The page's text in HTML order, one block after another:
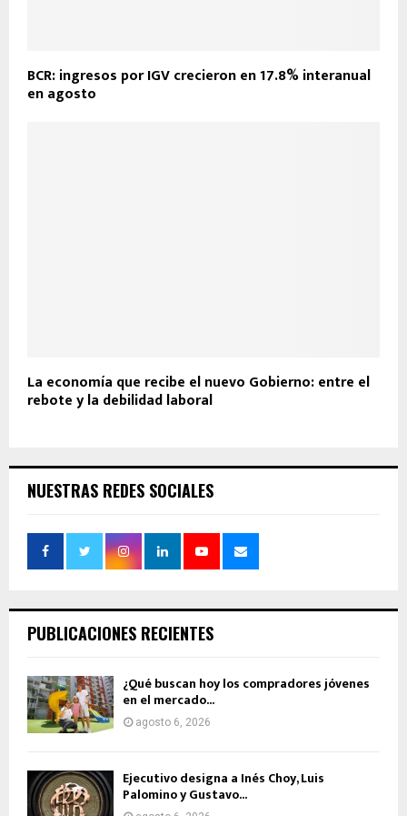
BCR: ingresos por IGV crecieron en 17.8% interanual
en agosto
La economía que recibe el nuevo Gobierno: entre el
rebote y la debilidad laboral
NUESTRAS REDES SOCIALES
PUBLICACIONES RECIENTES
¿Qué buscan hoy los compradores jóvenes
en el mercado...
agosto 6, 2026
Ejecutivo designa a Inés Choy, Luis
Palomino y Gustavo...